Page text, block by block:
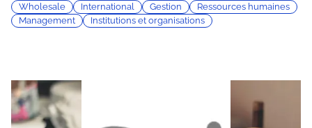
Wholesale International Gestion
Ressources humaines
Management
Institutions et organisations